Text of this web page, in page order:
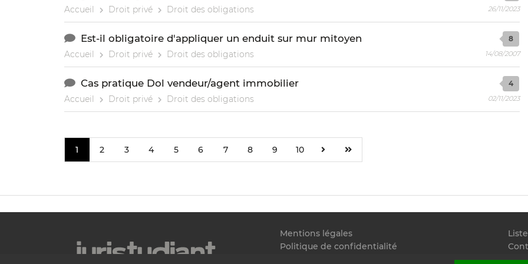
Accueil Droit privé Droit des obligations 26/11/2023
Est-il obligatoire d'appliquer un enduit sur mur mitoyen
Accueil Droit privé Droit des obligations
8
14/08/2007
Cas pratique Dol vendeur/agent immobilier
Accueil Droit privé Droit des obligations
4
02/11/2023
1 2 3 4 5 6 7 8 9 10
Mentions légales
Politique de confidentialité
Flux